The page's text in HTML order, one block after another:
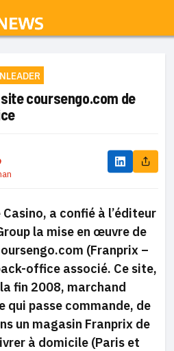
coursengo.com de
a confié à l’éditeur
la mise en œuvre de
(Franprix –
office associé. Ce site,
fin 2008, marchand
qui passe commande, de
un magasin Franprix de
à domicile (Paris et